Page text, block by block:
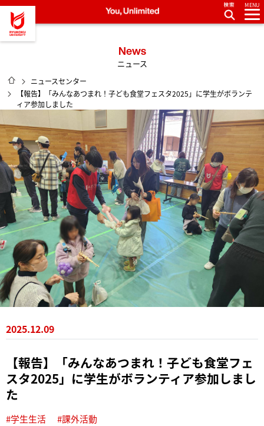
龍谷大学 You, Unlimited
MENU
News
ニュース
HOME
ニュースセンター
【報告】「みんなあつまれ！子ども食堂フェスタ2025」に学生がボランテ
ィア参加しました
2025.12.09
【報告】「みんなあつまれ！子ども食堂フェ
スタ2025」に学生がボランティア参加しまし
た
#学生生活 #課外活動